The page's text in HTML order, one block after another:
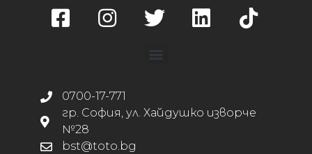
0700-17-771
гр. София, ул. Хайдушко изворче
№28
bst@toto.bg